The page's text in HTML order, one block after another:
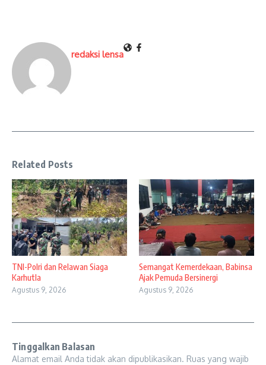
redaksi lensa
Related Posts
TNI-Polri dan Relawan Siaga
Karhutla
Agustus 9, 2026
Semangat Kemerdekaan, Babinsa
Ajak Pemuda Bersinergi
Agustus 9, 2026
Tinggalkan Balasan
Alamat email Anda tidak akan dipublikasikan. Ruas yang wajib